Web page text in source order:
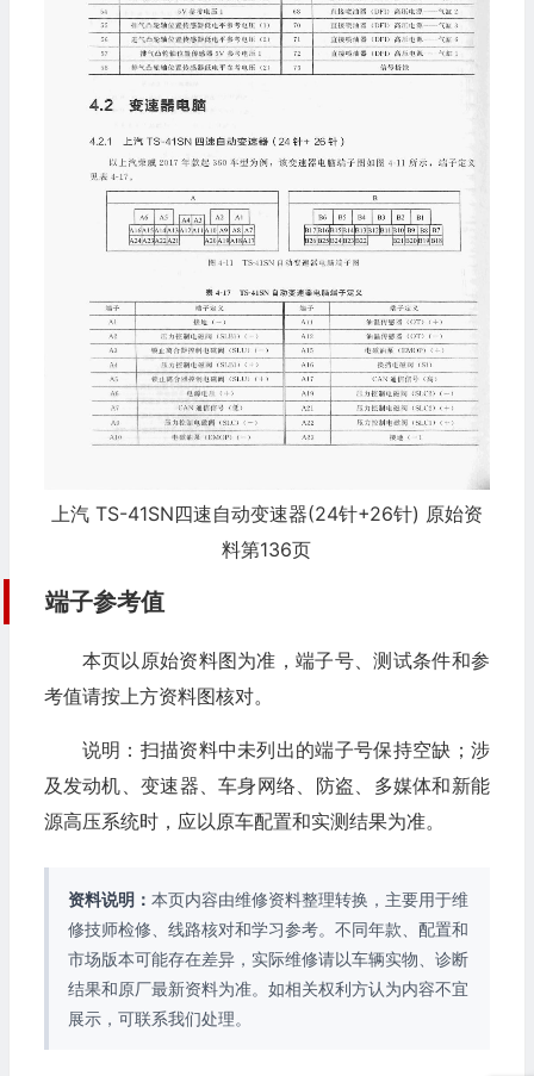
上汽 TS-41SN四速自动变速器(24针+26针) 原始资
料第136页
端子参考值
本页以原始资料图为准，端子号、测试条件和参
考值请按上方资料图核对。
说明：扫描资料中未列出的端子号保持空缺；涉
及发动机、变速器、车身网络、防盗、多媒体和新能
源高压系统时，应以原车配置和实测结果为准。
资料说明： 本页内容由维修资料整理转换，主要用于维
修技师检修、线路核对和学习参考。不同年款、配置和
市场版本可能存在差异，实际维修请以车辆实物、诊断
结果和原厂最新资料为准。如相关权利方认为内容不宜
展示，可联系我们处理。